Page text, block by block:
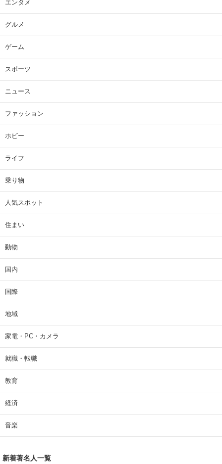
エンタメ
グルメ
ゲーム
スポーツ
ニュース
ファッション
ホビー
ライフ
乗り物
人気スポット
住まい
動物
国内
国際
地域
家電・PC・カメラ
就職・転職
教育
経済
音楽
新着著名人一覧